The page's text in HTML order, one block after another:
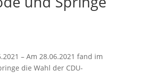
– Am 28.06.2021 fand im
die Wahl der CDU-